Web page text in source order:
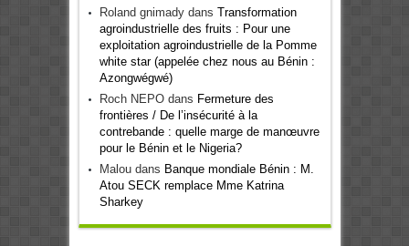
Roland gnimadydans Transformation
agroindustrielle des fruits : Pour une
exploitation agroindustrielle de la Pomme
white star (appelée chez nous au Bénin :
Azongwégwé)
Roch NEPOdans Fermeture des
frontières / De l’insécurité à la
contrebande : quelle marge de manœuvre
pour le Bénin et le Nigeria?
Maloudans Banque mondiale Bénin : M.
Atou SECK remplace Mme Katrina
Sharkey